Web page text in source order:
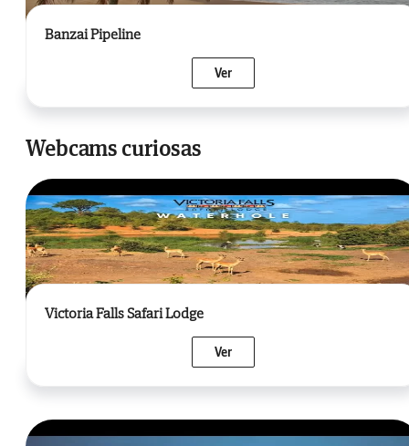
Banzai Pipeline
Ver
Webcams curiosas
Victoria Falls Safari Lodge
Ver